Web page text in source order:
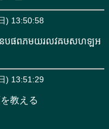
) 13:50:58
ផពភមយរលវឝឞសហឡអ
) 13:51:29
教える